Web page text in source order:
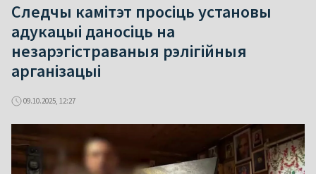
Следчы камітэт просіць установы
адукацыі даносіць на
незарэгістраваныя рэлігійныя
арганізацыі
09.10.2025, 12:27